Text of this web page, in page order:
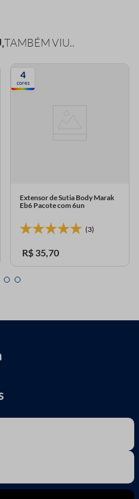
TAMBÉM VIU..
4
cores
Extensor de Sutia Body Marak
Eb6 Pacote com 6un
(3)
R$ 35,70